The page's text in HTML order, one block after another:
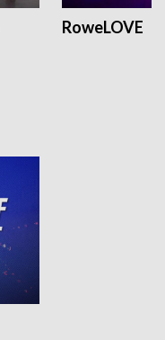
RoweLOVE